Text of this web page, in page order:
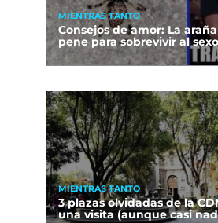
MIENTRAS TANTO
Consejos de amor: La
pene para sobrevivir al sexo
MIENTRAS TANTO
3 plazas olvidadas de la
una visita (aunque casi